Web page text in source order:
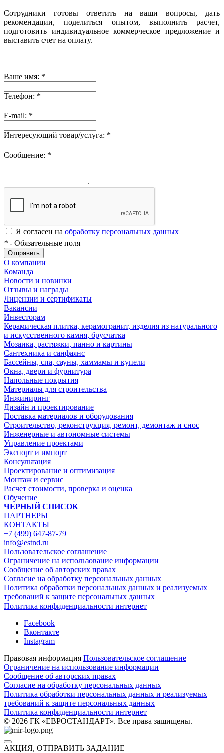
Сотрудники готовы ответить на ваши вопросы, дать
рекомендации, поделиться опытом, выполнить расчет,
подготовить индивидуальное коммерческое предложение и
выставить счет на оплату.
Ваше имя: *
Телефон: *
E-mail: *
Интересующий товар/услуга: *
Сообщение: *
Я согласен на обработку персональных данных
* - Обязательные поля
Отправить
О компании
Команда
Новости и новинки
Отзывы и награды
Лицензии и сертификаты
Вакансии
Инвесторам
Керамическая плитка, керамогранит, изделия из натурального
и искусственного камня, брусчатка
Мозаика, растяжки, панно и картины
Сантехника и санфаянс
Бассейны, спа, сауны, хаммамы и купели
Окна, двери и фурнитура
Напольные покрытия
Материалы для строительства
Инжиниринг
Дизайн и проектирование
Поставка материалов и оборудования
Строительство, реконструкция, ремонт, демонтаж и снос
Инженерные и автономные системы
Управление проектами
Экспорт и импорт
Консультация
Проектирование и оптимизация
Монтаж и сервис
Расчет стоимости, проверка и оценка
Обучение
ЧЕРНЫЙ СПИСОК
ПАРТНЕРЫ
КОНТАКТЫ
+7 (499) 647-87-79
info@estnd.ru
Пользовательское соглашение
Ограничение на использование информации
Сообщение об авторских правах
Согласие на обработку персональных данных
Политика обработки персональных данных и реализуемых
требований к защите персональных данных
Политика конфиденциальности интернет
Facebook
Вконтакте
Instagram
Правовая информация Пользовательское соглашение
Ограничение на использование информации
Сообщение об авторских правах
Согласие на обработку персональных данных
Политика обработки персональных данных и реализуемых
требований к защите персональных данных
Политика конфиденциальности интернет
© 2026 ГК «ЕВРОСТАНДАРТ». Все права защищены.
АКЦИЯ, ОТПРАВИТЬ ЗАДАНИЕ